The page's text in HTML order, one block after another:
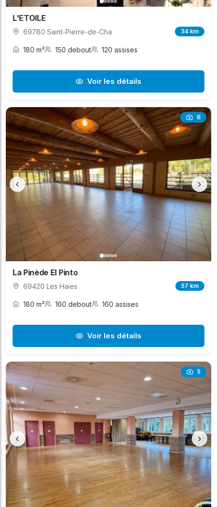
L'ETOILE
69780 Saint-Pierre-de-Cha 34 km
180 m² 150 debout 120 assises
Voir les détails
8
‹ ›
La Pinède El Pinto
69420 Les Haies 57 km
180 m² 160 debout 160 assises
Voir les détails
5
‹ ›